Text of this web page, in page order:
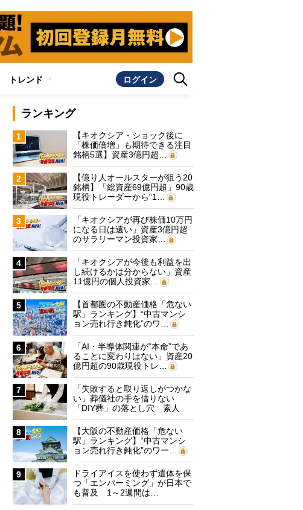
トレンド ログイン
ランキング
1
【キオクシア・ショック後に
「株価倍増」も期待できる注目
銘柄5選】資産3億円超…
2
【億り人オールスターが狙う20
銘柄】「総資産69億円超」90歳
現役トレーダーから“1…
3
「キオクシアが再び株価10万円
になる日は遠い」資産3億円超
のサラリーマン投資家…
4
「キオクシアが今後も利益を出
し続けるかは分からない」資産
11億円の個人投資家…
5
【首都圏の不動産価格「危ない
駅」ランキング】“中古マンシ
ョン売れ行き鈍化”のワ…
6
「AI・半導体関連が“本命”であ
ることに変わりはない」資産20
億円超の90歳現役トレ…
7
「失敗すると取り返しがつかな
い」葬儀社の手を借りない
「DIY葬」の落とし穴 素人
に…
8
【大阪の不動産価格「危ない
駅」ランキング】“中古マンシ
ョン売れ行き鈍化”のワー…
9
ドライアイスを使わず遺体を保
つ「エンバーミング」が日本で
も普及 1～2週間は…